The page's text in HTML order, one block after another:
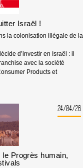
Israël !
la colonisation illégale de la
d’investir en Israël : il
avec la société
Products et
24/04/26
le Progrès humain,